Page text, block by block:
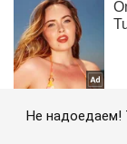
Не надоедаем!